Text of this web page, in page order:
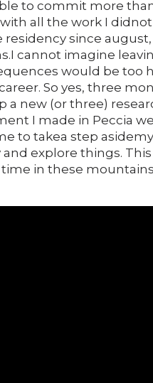
to commit more
all the work I didnot
since
cannot imagine
would be too
So yes, three
a new (or three)
I made in Peccia
to takea step
explore things. This
in these